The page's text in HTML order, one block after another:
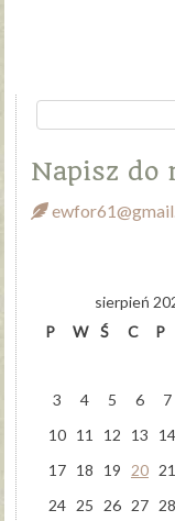
Napisz do
sierpień
P
W Ś C P
3
4 5 6 7
10 11 12 13 14
17 18 19 20 21
24 25 26 27 28